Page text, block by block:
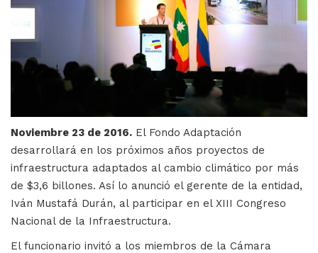
Noviembre 23 de 2016. El Fondo Adaptación
desarrollará en los próximos años proyectos de
infraestructura adaptados al cambio climático por más
de $3,6 billones. Así lo anunció el gerente de la entidad,
Iván Mustafá Durán, al participar en el XIII Congreso
Nacional de la Infraestructura.
El funcionario invitó a los miembros de la Cámara